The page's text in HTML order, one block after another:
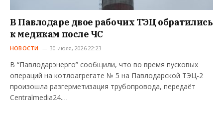
В Павлодаре двое рабочих ТЭЦ обратились
к медикам после ЧС
НОВОСТИ 30 июля, 2026 22:23
В “Павлодарэнерго” сообщили, что во время пусковых
операций на котлоагрегате № 5 на Павлодарской ТЭЦ-2
произошла разгерметизация трубопровода, передаёт
Centralmedia24.…